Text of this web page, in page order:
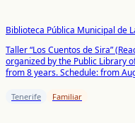
Biblioteca Pública Municipal de
Taller “Los Cuentos de Sira”
organized by the Public Library
from 8 years. Schedule: from
Tenerife Familiar